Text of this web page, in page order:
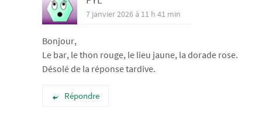
7 janvier 2026 à 11 h 41 min
Bonjour,
Le bar, le thon rouge, le lieu jaune, la dorade rose.
Désolé de la réponse tardive.
Répondre